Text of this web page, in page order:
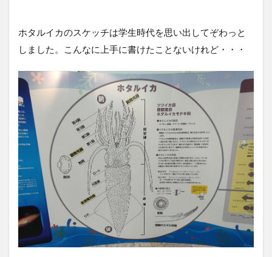
ホタルイカのスケッチは学生時代を思い出してぞわっと
しました。こんなに上手に書けたことないけれど・・・